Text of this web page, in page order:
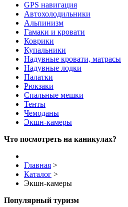
GPS навигация
Автохолодильники
Альпинизм
Гамаки и кровати
Коврики
Купальники
Надувные кровати, матрасы
Надувные лодки
Палатки
Рюкзаки
Спальные мешки
Тенты
Чемоданы
Экшн-камеры
Что посмотреть на каникулах?
Главная >
Каталог >
Экшн-камеры
Популярный туризм